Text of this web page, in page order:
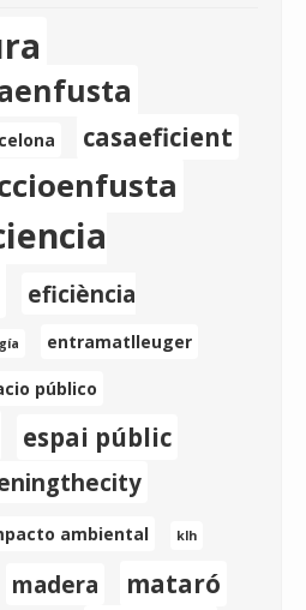
casaeficient
eficiència
entramatlleuger
público
espai públic
ambiental klh
madera mataró